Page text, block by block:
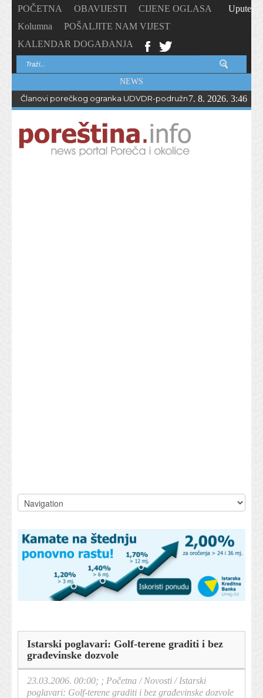
POČETNA OBAVIJESTI
CIJENE OGLASA
Kolumna
POŠALJITE NAM VIJEST
KALENDAR DOGAĐANJA
Upute
NEWS
Članovi porečkog ogranka UDVDR-podružnice Istarske
7. 8. 2026. 3:46
Istarski poglavari: Golf-terene graditi i bez
građevinske dozvole
23.03.2006. 00:00; ; Početna /Novosti /Istarski
poglavari: Golf-terene graditi i bez građevinske dozvole